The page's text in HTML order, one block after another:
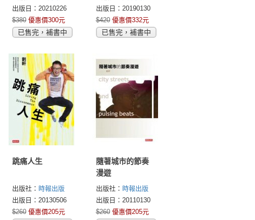
出版日：20210226
$380 優惠價300元
已售完，補書中
33個心理習慣
出版日：20190130
$420 優惠價332元
已售完，補書中
跳痛人生
出版社： 時報出版
出版日：20130506
$260 優惠價205元
隨著城市的節奏
漫遊
出版社： 時報出版
出版日：20110130
$260 優惠價205元